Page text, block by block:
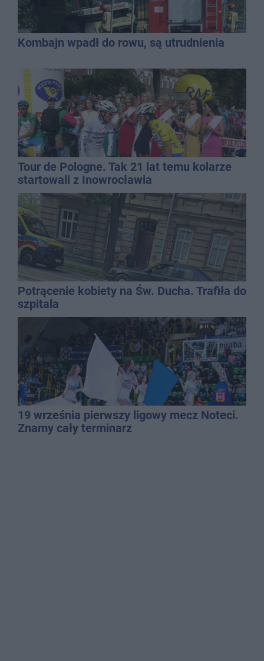
Kombajn wpadł do rowu, są utrudnienia
Tour de Pologne. Tak 21 lat temu kolarze
startowali z Inowrocławia
Potrącenie kobiety na Św. Ducha. Trafiła do
szpitala
19 września pierwszy ligowy mecz Noteci.
Znamy cały terminarz